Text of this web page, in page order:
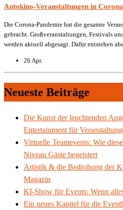
Autokino-Veranstaltungen in
Die Corona-Pandemie hat die gesamte
gebracht. Großveranstaltungen, Festivals
werden aktuell abgesagt. Dafür entstehen
26 Apr.
Neueste Beiträge
Die Kunst der leuchtenden
Entertainment für
Virtuelle Teamevents: Wie
Niveau Gäste begeistert
Artistik & die Bedrohung der
Magazin
KI-Show für Events: Wenn
Ein neues Kapitel für die